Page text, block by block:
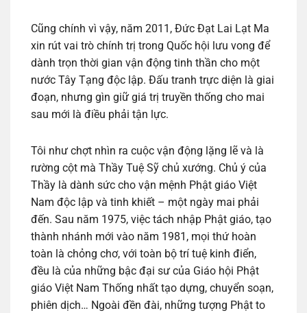
Cũng chính vì vậy, năm 2011, Đức Đạt Lai Lạt Ma
xin rút vai trò chính trị trong Quốc hội lưu vong để
dành trọn thời gian vận động tinh thần cho một
nước Tây Tạng độc lập. Đấu tranh trực diện là giai
đoạn, nhưng gìn giữ giá trị truyền thống cho mai
sau mới là điều phải tận lực.
Tôi như chợt nhìn ra cuộc vận động lặng lẽ và là
rường cột mà Thầy Tuệ Sỹ chủ xướng. Chủ ý của
Thầy là dành sức cho vận mệnh Phật giáo Việt
Nam độc lập và tinh khiết – một ngày mai phải
đến. Sau năm 1975, việc tách nhập Phật giáo, tạo
thành nhánh mới vào năm 1981, mọi thứ hoàn
toàn là chỏng chơ, với toàn bộ trí tuệ kinh điển,
đều là của những bậc đại sư của Giáo hội Phật
giáo Việt Nam Thống nhất tạo dựng, chuyển soạn,
phiên dịch… Ngoài đền đài, những tượng Phật to